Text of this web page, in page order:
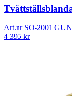
Art.nr SO-2001 GUN
4 395 kr